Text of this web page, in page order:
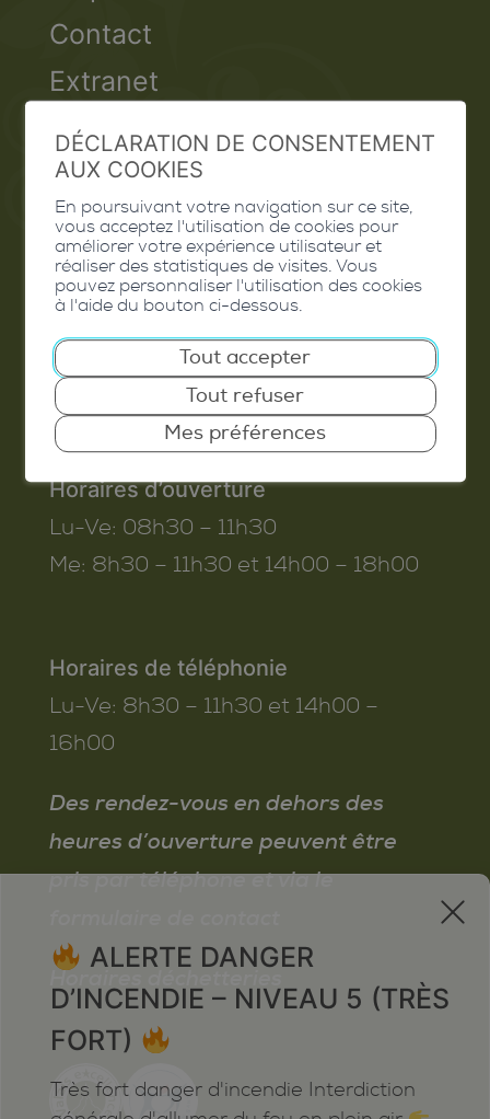
Contact
Extranet
Valais Excellence
Commune de Conthey
Route de Savoie 54
1975 St-Séverin
T. 027 345 45 45
info@conthey.ch
Horaires d’ouverture
Lu-Ve: 08h30 – 11h30
Me: 8h30 – 11h30 et 14h00 – 18h00
Horaires de téléphonie
Lu-Ve: 8h30 – 11h30 et 14h00 –
16h00
Des rendez-vous en dehors des
heures d’ouverture peuvent être
pris par téléphone et via le
Horaires déchetteries
x
ALERTE DANGER
D’INCENDIE – NIVEAU 5 (TRÈS
FORT)
Très fort danger d'incendie Interdiction
DÉCLARATION DE CONSENTEMENT
AUX COOKIES
En poursuivant votre navigation sur ce site,
vous acceptez l'utilisation de cookies pour
améliorer votre expérience utilisateur et
réaliser des statistiques de visites. Vous
pouvez personnaliser l'utilisation des cookies
à l'aide du bouton ci-dessous.
Tout accepter
Tout refuser
Mes préférences